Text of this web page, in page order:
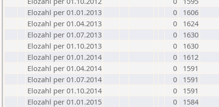
Elozahl per 01.01.2013
0
1606
Elozahl per 01.04.2013
0
1624
Elozahl per 01.07.2013
0
1630
Elozahl per 01.10.2013
0
1630
Elozahl per 01.01.2014
0
1612
Elozahl per 01.04.2014
0
1591
Elozahl per 01.07.2014
0
1591
Elozahl per 01.10.2014
0
1591
Elozahl per 01.01.2015
0
1584